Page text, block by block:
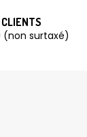
(non surtaxé)